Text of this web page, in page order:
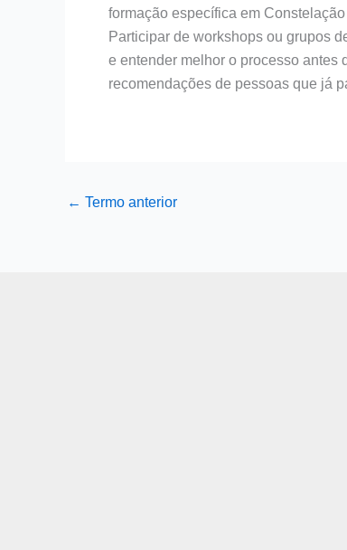
formação específica em
Participar de workshops ou grupos
e entender melhor o processo antes
recomendações de pessoas que já
← Termo anterior